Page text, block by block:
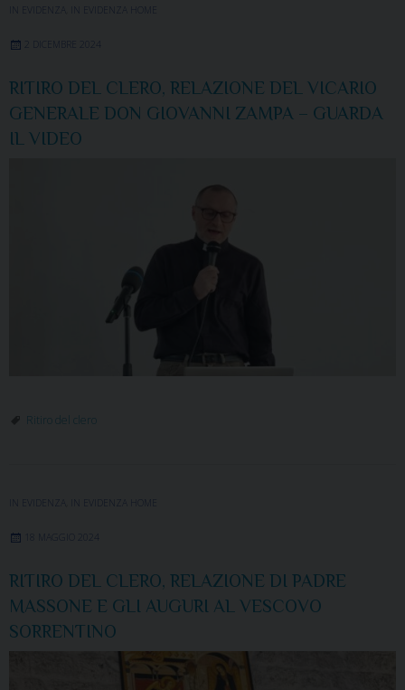
IN EVIDENZA IN EVIDENZA HOME
2 DICEMBRE 2024
RITIRO DEL CLERO, RELAZIONE DEL VICARIO
GENERALE DON GIOVANNI ZAMPA – GUARDA
IL VIDEO
Ritiro del clero
IN EVIDENZA IN EVIDENZA HOME
18 MAGGIO 2024
RITIRO DEL CLERO, RELAZIONE DI PADRE
MASSONE E GLI AUGURI AL VESCOVO
SORRENTINO